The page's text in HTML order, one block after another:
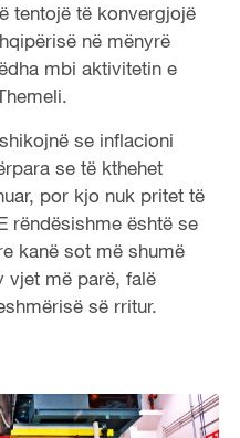
tentojë të konvergjojë
në mënyrë
mbi aktivitetin e
se inflacioni
se të kthehet
por kjo nuk pritet të
rëndësishme është se
kanë sot më shumë
vjet më parë, falë
së rritur.